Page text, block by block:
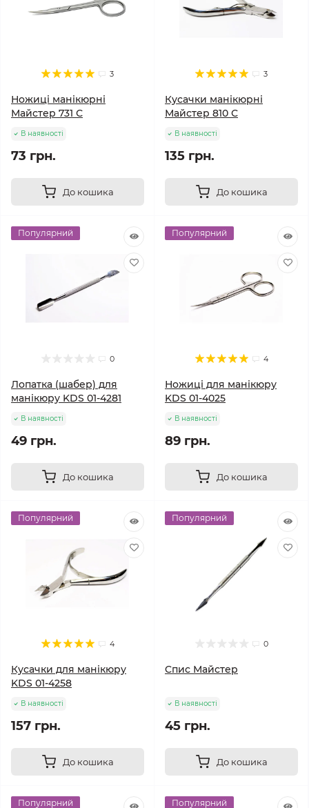
3
Ножиці манікюрні
Майстер 731 С
В наявності
73 грн.
До кошика
3
Кусачки манікюрні
Майстер 810 С
В наявності
135 грн.
До кошика
Популярний
0
Лопатка (шабер) для
манікюру KDS 01-4281
В наявності
49 грн.
До кошика
Популярний
4
Ножиці для манікюру
KDS 01-4025
В наявності
89 грн.
До кошика
Популярний
4
Кусачки для манікюру
KDS 01-4258
В наявності
157 грн.
До кошика
Популярний
0
Cпис Майстер
В наявності
45 грн.
До кошика
Популярний Популярний